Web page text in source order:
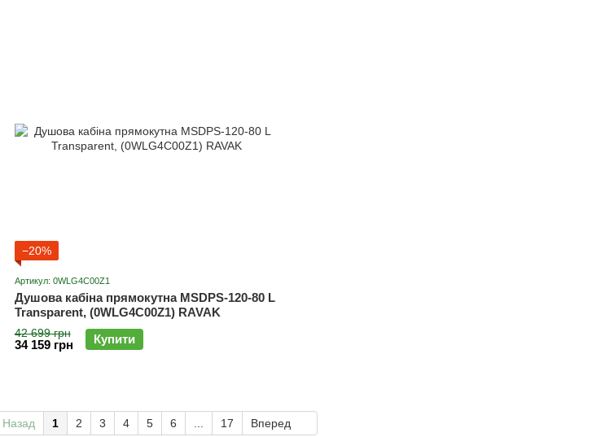
−20%
Артикул: 0WLG4C00Z1
Душова кабіна прямокутна MSDPS-120-80 L
Transparent, (0WLG4C00Z1) RAVAK
42 699 грн
34 159 грн Купити
Назад 1 2 3 4 5 6 17 Вперед